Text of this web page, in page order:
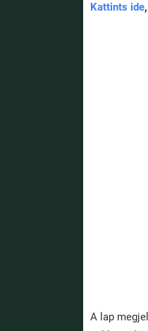
Kattints ide
A lap